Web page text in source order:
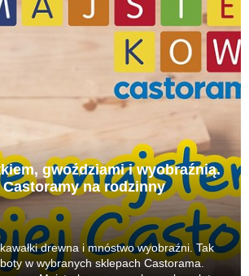
gwoździami i wyobraźnią.
Castoramy na rodzinny
drewna i mnóstwo wyobraźni. Tak
w wybranych sklepach Castorama.